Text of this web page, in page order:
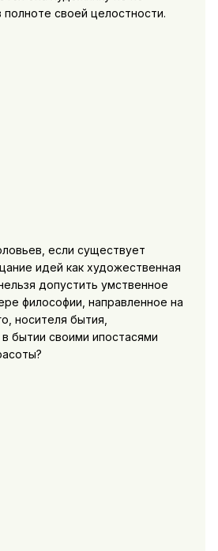
полноте своей целостности.
если существует
идей как художественная
допустить умственное
философии, направленное на
носителя бытия,
бытии своими ипостасями